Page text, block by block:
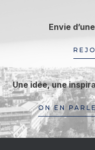
Envie
Une idée, une
ON EN